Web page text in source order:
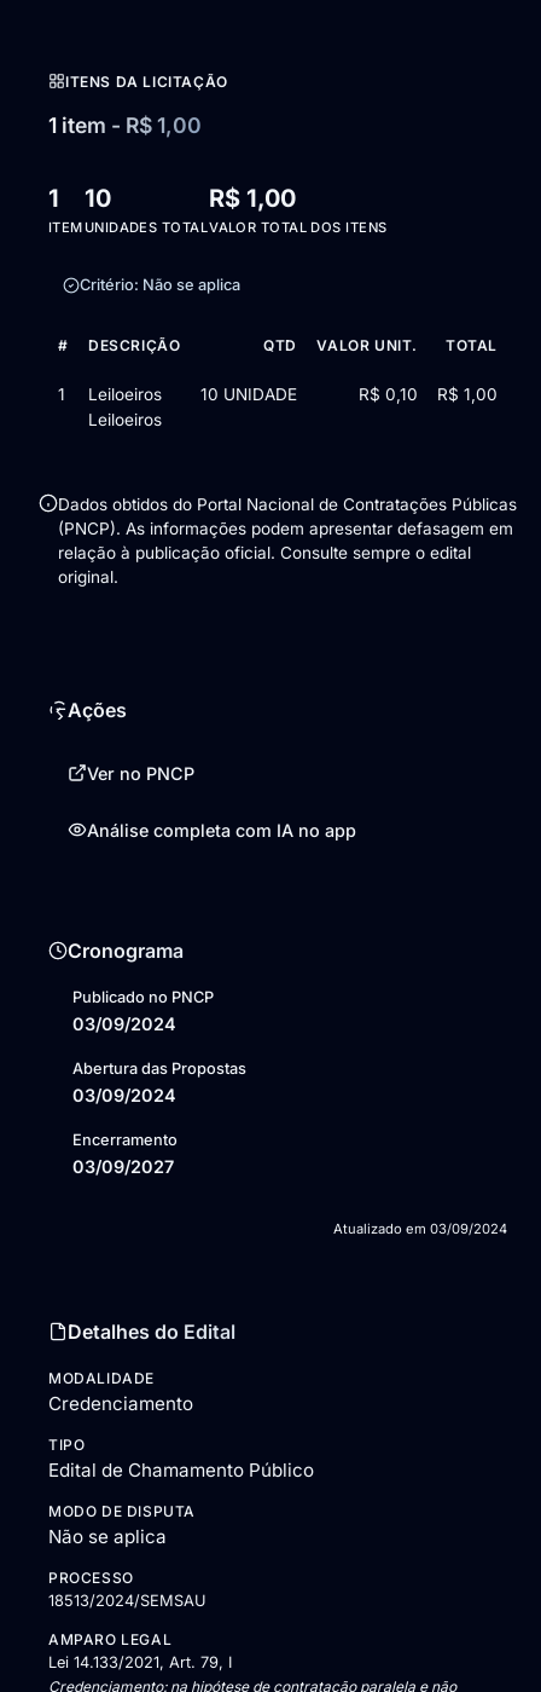
ITENS DA LICITAÇÃO
1 item - R$ 1,00
1
ITEM
10
UNIDADES TOTAL
R$ 1,00
VALOR TOTAL DOS ITENS
Critério: Não se aplica
Itens da licitação Edital de Chamamento Público nº 282/2025
# DESCRIÇÃO QTD VALOR UNIT. TOTAL
1
Leiloeiros
Leiloeiros
10 UNIDADE R$ 0,10 R$ 1,00
Dados obtidos do Portal Nacional de Contratações Públicas
(PNCP). As informações podem apresentar defasagem em
relação à publicação oficial. Consulte sempre o edital
original.
Ações
Ver no PNCP
Análise completa com IA no app
Cronograma
Publicado no PNCP
03/09/2024
Abertura das Propostas
03/09/2024
Encerramento
03/09/2027
Atualizado em 03/09/2024
Detalhes do Edital
MODALIDADE
Credenciamento
TIPO
Edital de Chamamento Público
MODO DE DISPUTA
Não se aplica
PROCESSO
18513/2024/SEMSAU
AMPARO LEGAL
Lei 14.133/2021, Art. 79, I
Credenciamento: na hipótese de contratação paralela e não